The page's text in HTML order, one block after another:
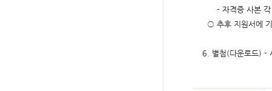
- 자격증 사본 각
○ 추후 지원서에
6. 별첨(다운로드) -